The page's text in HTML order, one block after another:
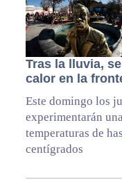
Tras la lluvia,
calor en la
Este domingo los
experimentarán
temperaturas de
centígrados